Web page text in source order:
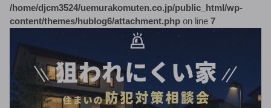
/home/djcm3524/uemurakomuten.co.jp/public_html/wp-
content/themes/hublog6/attachment.php on line 7